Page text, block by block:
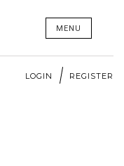
MENU
LOGIN REGISTER